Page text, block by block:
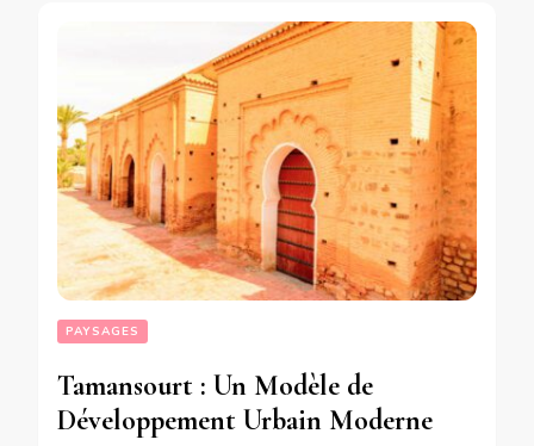
PAYSAGES
Tamansourt : Un Modèle de
Développement Urbain Moderne